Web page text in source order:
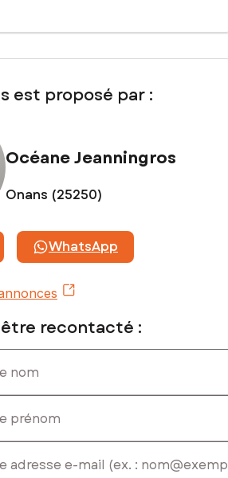
SAFTI : Océane JEANNINGROS,
E-mail : oceane.jeanningros@safti.fr - EI
immatriculé au RSAC de Belfort sous le
est proposé par :
Océane Jeanningros
Onans (25250)
WhatsApp
recontacté :